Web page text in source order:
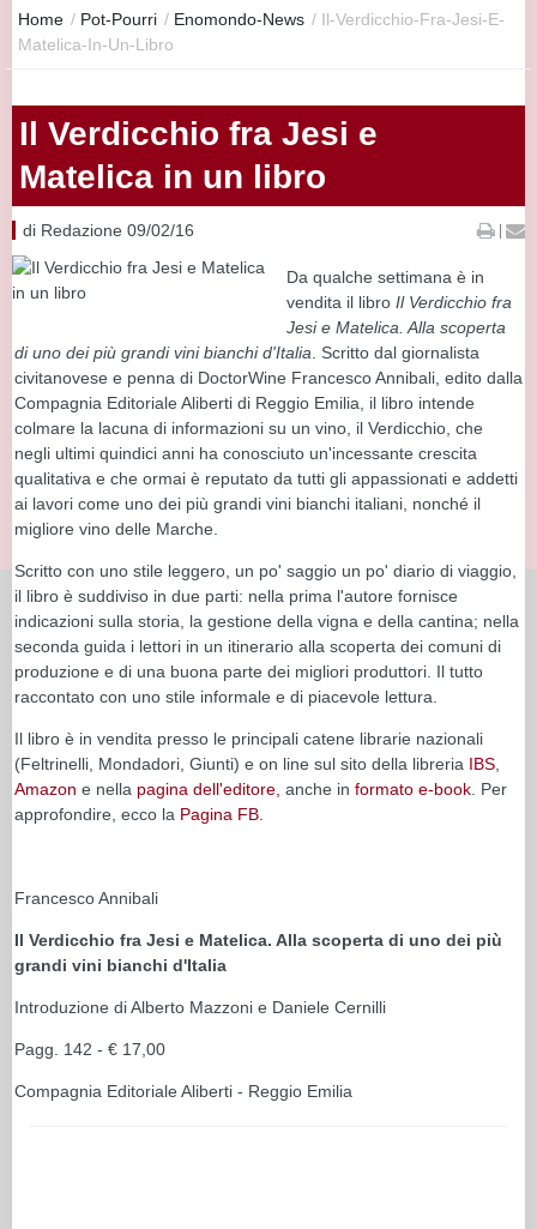
Home / Pot-Pourri / Enomondo-News / Il-Verdicchio-Fra-Jesi-E-
Matelica-In-Un-Libro
Il Verdicchio fra Jesi e
Matelica in un libro
di Redazione 09/02/16 |
Da qualche settimana è in
vendita il libro Il Verdicchio fra
Jesi e Matelica. Alla scoperta
di uno dei più grandi vini bianchi d'Italia . Scritto dal giornalista
civitanovese e penna di DoctorWine Francesco Annibali, edito dalla
Compagnia Editoriale Aliberti di Reggio Emilia, il libro intende
colmare la lacuna di informazioni su un vino, il Verdicchio, che
negli ultimi quindici anni ha conosciuto un'incessante crescita
qualitativa e che ormai è reputato da tutti gli appassionati e addetti
ai lavori come uno dei più grandi vini bianchi italiani, nonché il
migliore vino delle Marche.
Scritto con uno stile leggero, un po' saggio un po' diario di viaggio,
il libro è suddiviso in due parti: nella prima l'autore fornisce
indicazioni sulla storia, la gestione della vigna e della cantina; nella
seconda guida i lettori in un itinerario alla scoperta dei comuni di
produzione e di una buona parte dei migliori produttori. Il tutto
raccontato con uno stile informale e di piacevole lettura.
Il libro è in vendita presso le principali catene librarie nazionali
(Feltrinelli, Mondadori, Giunti) e on line sul sito della libreria IBS
Amazon e nella pagina dell'editore, anche in formato e-book . Per
approfondire, ecco la Pagina FB.
Francesco Annibali
Il Verdicchio fra Jesi e Matelica. Alla scoperta di uno dei più
grandi vini bianchi d'Italia
Introduzione di Alberto Mazzoni e Daniele Cernilli
Pagg. 142 - € 17,00
Compagnia Editoriale Aliberti - Reggio Emilia